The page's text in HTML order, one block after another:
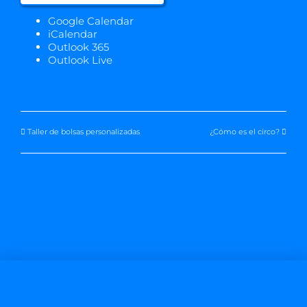
Google Calendar
iCalendar
Outlook 365
Outlook Live
Taller de bolsas personalizadas ¿Cómo es el circo?